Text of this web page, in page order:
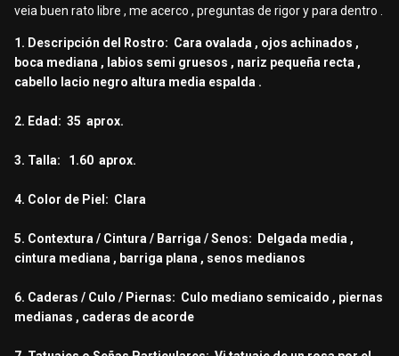
veia buen rato libre , me acerco , preguntas de rigor y para dentro .
1. Descripción del Rostro: Cara ovalada , ojos achinados ,
boca mediana , labios semi gruesos , nariz pequeña recta ,
cabello lacio negro altura media espalda .
2. Edad: 35 aprox.
3. Talla: 1.60 aprox.
4. Color de Piel: Clara
5. Contextura / Cintura / Barriga / Senos: Delgada media ,
cintura mediana , barriga plana , senos medianos
6. Caderas / Culo / Piernas: Culo mediano semicaido , piernas
medianas , caderas de acorde